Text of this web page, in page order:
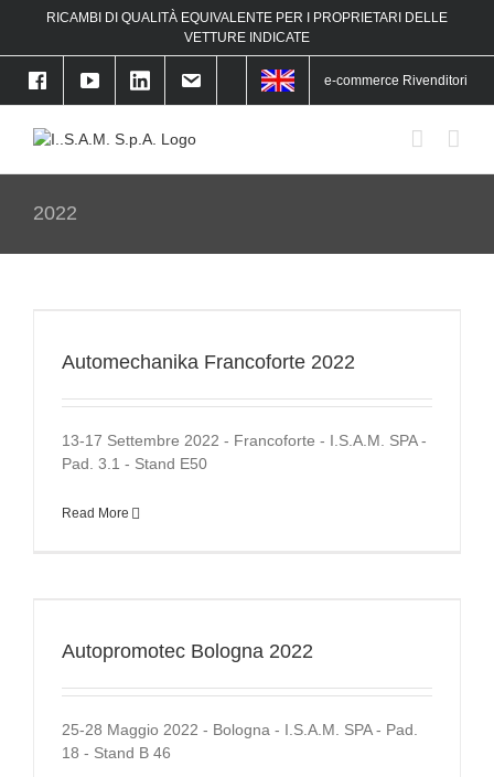
content
RICAMBI DI QUALITÀ EQUIVALENTE PER I PROPRIETARI DELLE
VETTURE INDICATE
e-commerce Rivenditori
2022
Automechanika Francoforte 2022
13-17 Settembre 2022 - Francoforte - I.S.A.M. SPA -
Pad. 3.1 - Stand E50
Read More
Autopromotec Bologna 2022
25-28 Maggio 2022 - Bologna - I.S.A.M. SPA - Pad.
18 - Stand B 46